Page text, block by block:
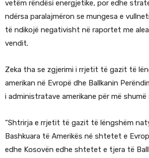
vetëm rëndësi energjetike, por edhe
ndërsa paralajmëron se mungesa e
të ndikojë negativisht në raportet me
vendit.
Zeka tha se zgjerimi i rrjetit të gazit të
amerikan në Evropë dhe Ballkanin
i administratave amerikane për më shumë
“Shtrirja e rrjetit të gazit të lëngshëm
Bashkuara të Amerikës në shtetet e
edhe Kosovën edhe shtetet e tjera të